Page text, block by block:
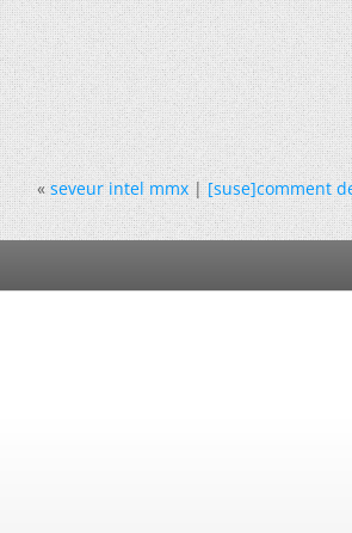
« seveur intel mmx|[suse]comment